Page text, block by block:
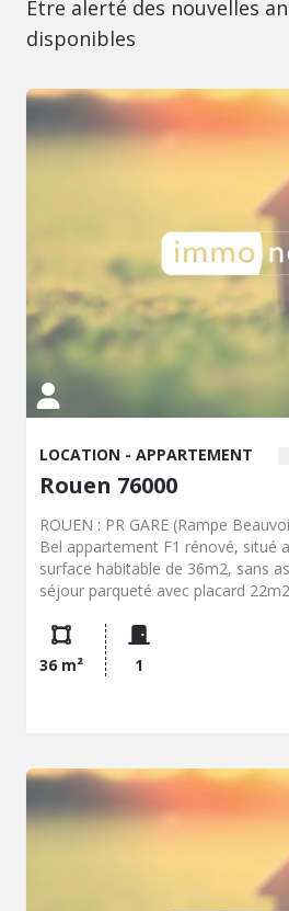
Être alerté des nouvelles
disponibles
LOCATION - APPARTEMENT
Rouen 76000
ROUEN : PR GARE (Rampe
Bel appartement F1 rénové, situé
surface habitable de 36m2, sans
séjour parqueté avec placard
WC) Chauffage individuel
€ + provision sur charges 30,00 €
froide) Dépôt de garantie : 510 € -
de charges Provision Frais de bail
d'énergie pour un usage standard
2021) Les informations sur les
est exposé sont disponibles sur le
www.georisques.gouv.fr
36 m² 1